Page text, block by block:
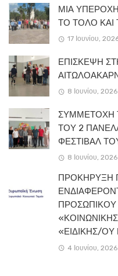
ΜΙΑ
ΤΟ ΤΟΛΟ ΚΑΙ
17 Ιουνίου,
ΕΠΙΣΚΕΨΗ
8 Ιουνίου, 2026
ΣΥΜΜΕΤΟΧΗ
ΤΟΥ 2
ΦΕΣΤΙΒΑΛ
8 Ιουνίου, 2026
ΠΡΟΚΗΡΥΞΗ
ΠΡΟΣΩΠΙΚΟΥ
«ΕΙΔΙΚΗΣ/ΟΥ
4 Ιουνίου, 2026